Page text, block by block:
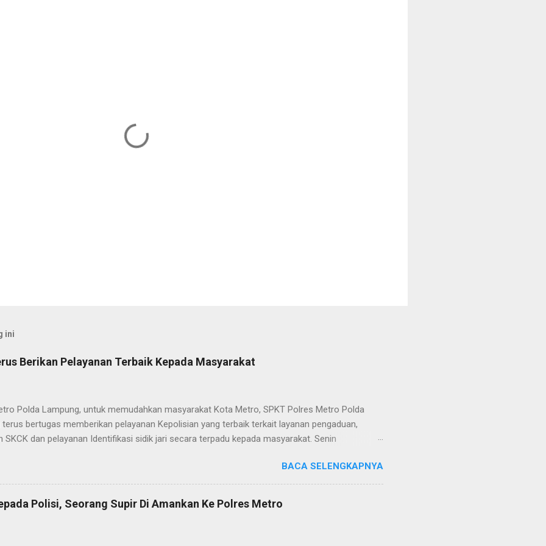
ini
Berikan Pelayanan Terbaik Kepada Masyarakat
Polda Lampung, untuk memudahkan masyarakat Kota Metro, SPKT Polres Metro Polda
bertugas memberikan pelayanan Kepolisian yang terbaik terkait layanan pengaduan,
SKCK dan pelayanan Identifikasi sidik jari secara terpadu kepada masyarakat. Senin
telah berusaha memberikan pelayanan terbaik kepada masyarakat. Kapolres Metro AKBP
Nugroho S.IK, M.IK mengatakan “SPKT Polres Metro akan terus berusaha memberikan
yang terbaik kepada masyarakat yang membutuhkan pelayanan kepolisian, baik informasi
lainnya.” “SPKT adalah pusat jaringan dari sistem fungsi Kepolisian, ketika telah
BACA SELENGKAPNYA
Polisi, Seorang Supir Di Amankan Ke Polres Metro